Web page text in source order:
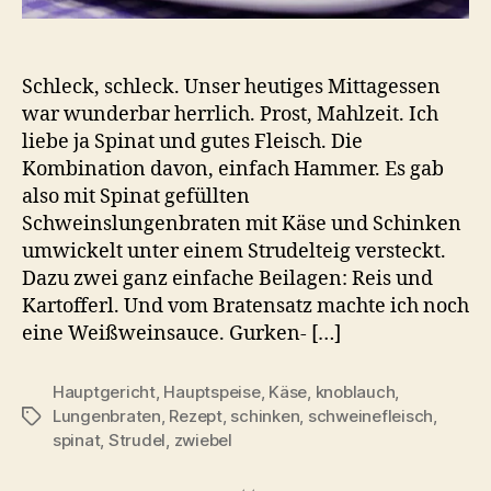
Schleck, schleck. Unser heutiges Mittagessen
war wunderbar herrlich. Prost, Mahlzeit. Ich
liebe ja Spinat und gutes Fleisch. Die
Kombination davon, einfach Hammer. Es gab
also mit Spinat gefüllten
Schweinslungenbraten mit Käse und Schinken
umwickelt unter einem Strudelteig versteckt.
Dazu zwei ganz einfache Beilagen: Reis und
Kartofferl. Und vom Bratensatz machte ich noch
eine Weißweinsauce. Gurken- […]
Schlagwörter
Hauptgericht, Hauptspeise, Käse, knoblauch,
Lungenbraten, Rezept, schinken, schweinefleisch,
spinat, Strudel, zwiebel